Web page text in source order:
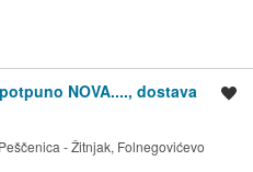
NOVA...., dostava
Peščenica - Žitnjak, Folnegovićevo